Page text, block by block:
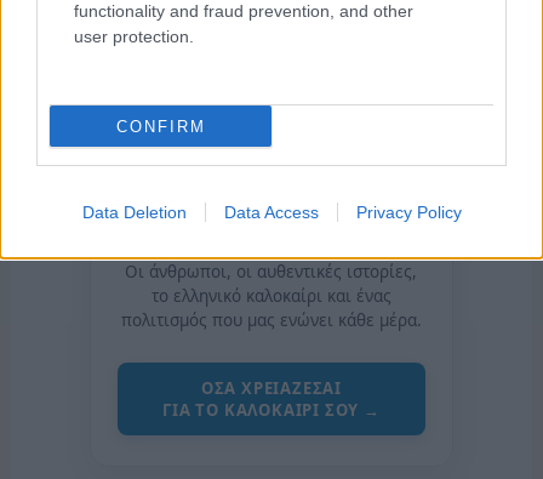
functionality and fraud prevention, and other
user protection.
CONFIRM
Data Deletion Data Access Privacy Policy
Οι άνθρωποι, οι αυθεντικές ιστορίες,
το ελληνικό καλοκαίρι και ένας
πολιτισμός που μας ενώνει κάθε μέρα.
ΟΣΑ ΧΡΕΙΑΖΕΣΑΙ
ΓΙΑ ΤΟ ΚΑΛΟΚΑΙΡΙ ΣΟΥ →